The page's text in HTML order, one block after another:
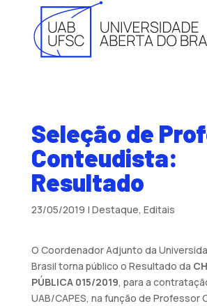
Seleção de
Conteudista:
Resultado
23/05/2019 | Destaque, Editais
O Coordenador Adjunto da
Brasil torna público o Resultado da
PÚBLICA 015/2019, para a
UAB/CAPES, na função de Professor